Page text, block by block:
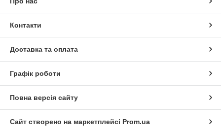
Контакти
Доставка та оплата
Графік роботи
Повна версія сайту
Сайт створено на маркетплейсі Prom.ua